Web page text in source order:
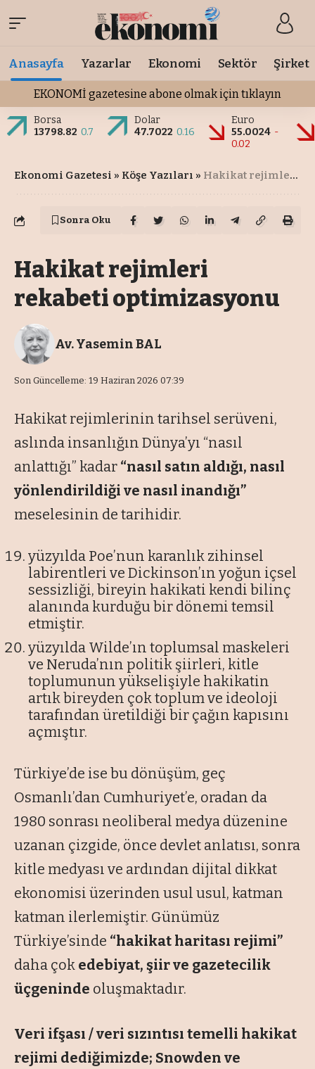
Anasayfa Yazarlar Ekonomi Sektör Şirket
EKONOMİ gazetesine abone olmak için tıklayın
Borsa
13798.82 0.7
Dolar
47.7022 0.16
Euro
55.0024 -
0.02
Ekonomi Gazetesi » Köşe Yazıları » Hakikat rejimleri rekabeti optimizasyonu
Sonra Oku
Hakikat rejimleri
rekabeti optimizasyonu
Son Güncelleme: 19 Haziran 2026 07:39
Av. Yasemin BAL
Hakikat rejimlerinin tarihsel serüveni,
aslında insanlığın Dünya’yı “nasıl
anlattığı” kadar “nasıl satın aldığı, nasıl
yönlendirildiği ve nasıl inandığı”
meselesinin de tarihidir.
yüzyılda Poe’nun karanlık zihinsel
labirentleri ve Dickinson’ın yoğun içsel
sessizliği, bireyin hakikati kendi bilinç
alanında kurduğu bir dönemi temsil
etmiştir.
yüzyılda Wilde’ın toplumsal maskeleri
ve Neruda’nın politik şiirleri, kitle
toplumunun yükselişiyle hakikatin
artık bireyden çok toplum ve ideoloji
tarafından üretildiği bir çağın kapısını
açmıştır.
Türkiye’de ise bu dönüşüm, geç
Osmanlı’dan Cumhuriyet’e, oradan da
1980 sonrası neoliberal medya düzenine
uzanan çizgide, önce devlet anlatısı, sonra
kitle medyası ve ardından dijital dikkat
ekonomisi üzerinden usul usul, katman
katman ilerlemiştir. Günümüz
Türkiye’sinde “hakikat haritası rejimi”
daha çok edebiyat, şiir ve gazetecilik
üçgeninde oluşmaktadır.
Veri ifşası / veri sızıntısı temelli hakikat
rejimi dediğimizde; Snowden ve